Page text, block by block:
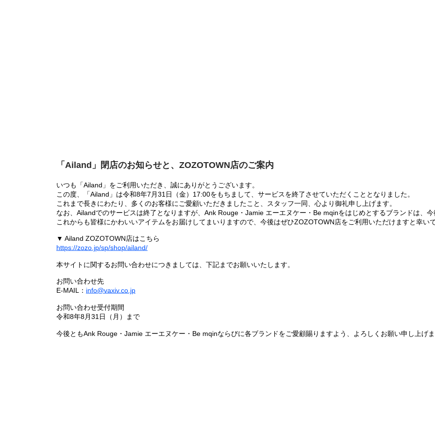
「Ailand」閉店のお知らせと、ZOZOTOWN店のご案内
いつも「Ailand」をご利用いただき、誠にありがとうございます。
この度、「Ailand」は令和8年7月31日（金）17:00をもちまして、サービスを終了させていただくこととなりました。
これまで長きにわたり、多くのお客様にご愛顧いただきましたこと、スタッフ一同、心より御礼申し上げます。
なお、Ailandでのサービスは終了となりますが、Ank Rouge・Jamie エーエヌケー・Be mqinをはじめとするブランドは、
これからも皆様にかわいいアイテムをお届けしてまいりますので、今後はぜひZOZOTOWN店をご利用いただけますと幸いで
▼ Ailand ZOZOTOWN店はこちら
https://zozo.jp/sp/shop/ailand/
本サイトに関するお問い合わせにつきましては、下記までお願いいたします。
お問い合わせ先
E-MAIL： info@vaxiv.co.jp
お問い合わせ受付期間
令和8年8月31日（月）まで
今後ともAnk Rouge・Jamie エーエヌケー・Be mqinならびに各ブランドをご愛顧賜りますよう、よろしくお願い申し上げま